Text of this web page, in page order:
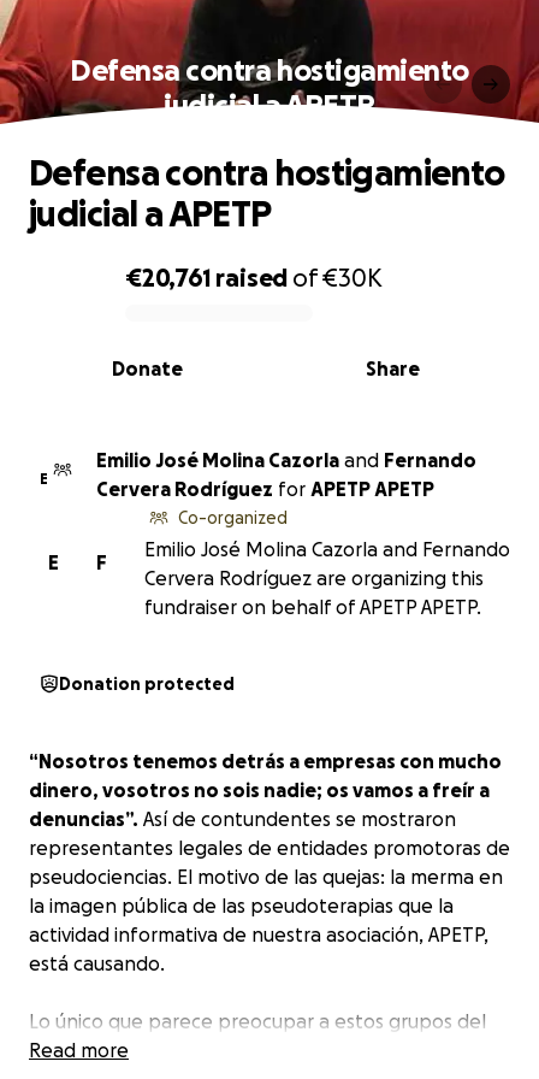
Defensa contra hostigamiento
judicial a APETP
0% complete
€20,761 raised of€30K
Share
Donate
Defensa contra hostigamiento
judicial a APETP
E
Emilio José Molina Cazorla and Fernando
Cervera Rodríguez for APETP APETP
F
E
Co-organized
Emilio José Molina Cazorla and Fernando
Cervera Rodríguez are organizing this
fundraiser on behalf of APETP APETP.
Donation protected
“Nosotros tenemos detrás a empresas con mucho
dinero, vosotros no sois nadie; os vamos a freír a
denuncias”. Así de contundentes se mostraron
representantes legales de entidades promotoras de
pseudociencias. El motivo de las quejas: la merma en
la imagen pública de las pseudoterapias que la
actividad informativa de nuestra asociación, APETP,
está causando.
Lo único que parece preocupar a estos grupos del
hecho de que las pseudociencias maten es el
Read more